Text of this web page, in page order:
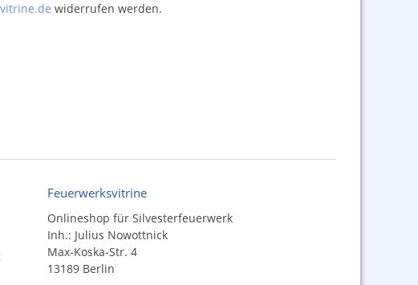
widerrufen werden.
Feuerwerksvitrine
Onlineshop für Silvesterfeuerwerk
Inh.: Julius Nowottnick
Max-Koska-Str. 4
13189 Berlin